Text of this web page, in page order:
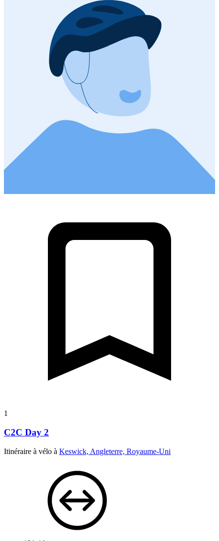
1
C2C Day 2
Itinéraire à vélo à Keswick, Angleterre, Royaume-Uni